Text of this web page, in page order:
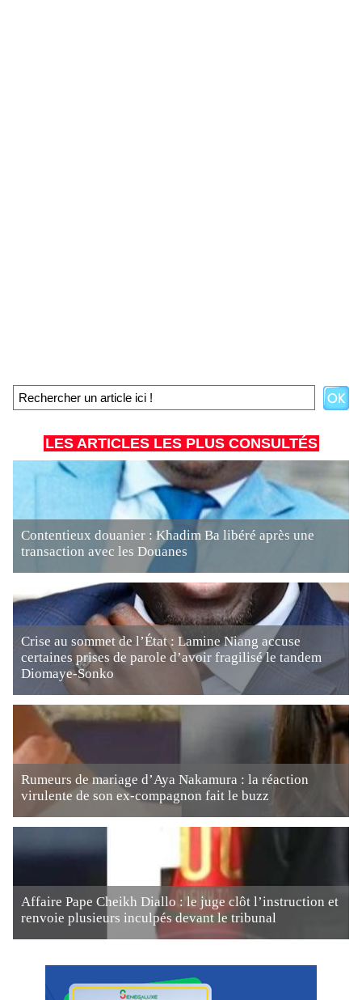
LES ARTICLES LES PLUS CONSULTÉS
Contentieux douanier : Khadim Ba libéré après une
transaction avec les Douanes
Crise au sommet de l’État : Lamine Niang accuse
certaines prises de parole d’avoir fragilisé le tandem
Diomaye-Sonko
Rumeurs de mariage d’Aya Nakamura : la réaction
virulente de son ex-compagnon fait le buzz
Affaire Pape Cheikh Diallo : le juge clôt l’instruction et
renvoie plusieurs inculpés devant le tribunal